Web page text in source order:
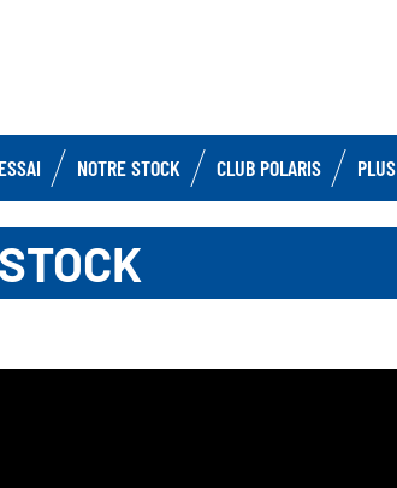
NOTRE STOCK CLUB POLARIS PLUS